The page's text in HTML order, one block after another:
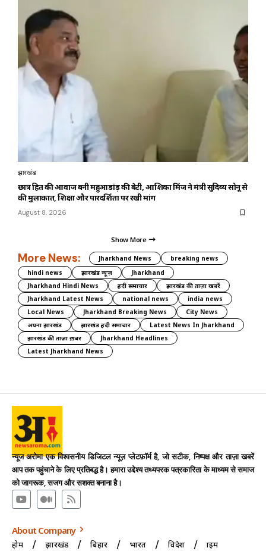
झारखंड
छात्र हित की आवाज बनी महुआडांड़ की बेटी, आशिका मिंज ने मंत्री सुदिव्य सोनू से
की मुलाकात, शिक्षा और पारदर्शिता पर रखी मांग
August 8, 2026
Show More
More News: Jharkhand News
breaking news
hindi news
झारखंड न्यूज़
Jharkhand
Jharkhand Hindi News
हिंदी समाचार
झारखंड की ताज़ा खबरें
Jharkhand Latest News
national news
india news
Local News
Jharkhand Breaking News
City News
अपना झारखंड
झारखंड हिंदी समाचार
Latest News In Jharkhand
झारखंड की ताज़ा ख़बर
Jharkhand Headlines
Latest Jharkhand News
न्यूज अरोमा एक विश्वसनीय डिजिटल न्यूज़ प्लेटफ़ॉर्म है, जो सटीक, निष्पक्ष और ताज़ा खबरें
आप तक पहुंचाने के लिए प्रतिबद्ध है। हमारा उद्देश्य तथ्यपरक पत्रकारिता के माध्यम से समाज
को जागरूक, सजग और सशक्त बनाना है।
About Company
होम झारखंड बिहार भारत विदेश क्राइम